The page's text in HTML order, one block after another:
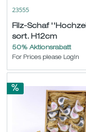
23555
Filz-Schaf
sort. H12cm
50% Aktionsrabatt
For Prices please LogIn